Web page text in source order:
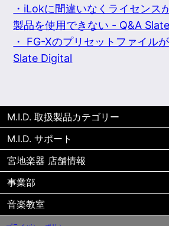
・iLokに間違いなくライセンス
製品を使用できない - Q&A
・ FG-Xのプリセットファイル
Slate Digital
M.I.D. 取扱製品カテゴリー
M.I.D. サポート
宮地楽器 店舗情報
事業部
音楽教室